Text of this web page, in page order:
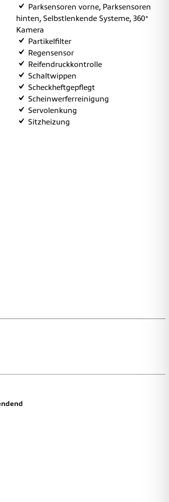
Parksensoren vorne, Parksensoren
hinten, Selbstlenkende Systeme, 360°
Kamera
Partikelfilter
Regensensor
Reifendruckkontrolle
Schaltwippen
Scheckheftgepflegt
Scheinwerferreinigung
Servolenkung
Sitzheizung